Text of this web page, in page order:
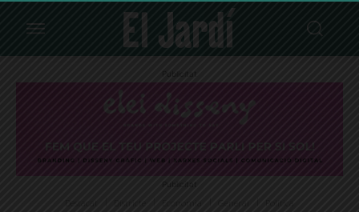
Publicitat
Publicitat